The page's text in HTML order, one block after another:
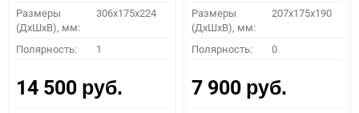
Размеры
(ДхШхВ), мм:
306x175x224
Полярность: 1
14 500 руб.
Размеры
(ДхШхВ), мм:
207x175x190
Полярность: 0
7 900 руб.